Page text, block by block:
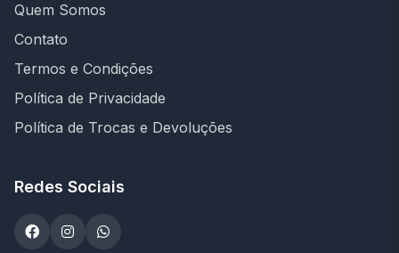
Quem Somos
Contato
Termos e Condições
Política de Privacidade
Política de Trocas e Devoluções
Redes Sociais